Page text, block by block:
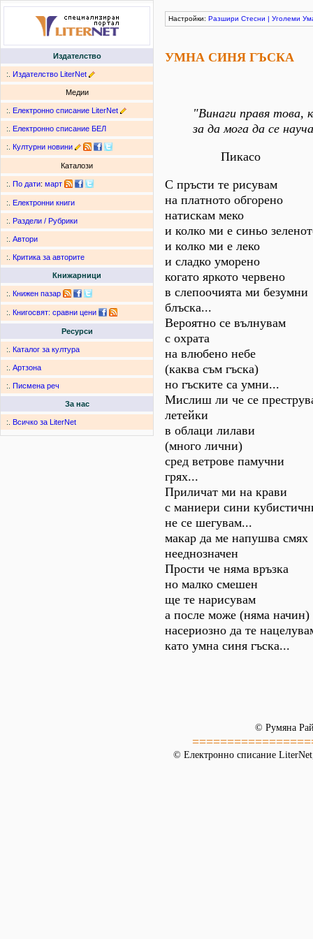
Издателство
:. Издателство LiterNet
Медии
:. Електронно списание LiterNet
:. Електронно списание БЕЛ
:. Културни новини
Каталози
:. По дати: март
:. Електронни книги
:. Раздели / Рубрики
:. Автори
:. Критика за авторите
Книжарници
:. Книжен пазар
:. Книгосвят: сравни цени
Ресурси
:. Каталог за култура
:. Артзона
:. Писмена реч
За нас
:. Всичко за LiterNet
Настройки: Разшири Стесни | Уголеми
УМНА СИНЯ ГЪСКА
"Винаги правя това,
за да мога да се
Пикасо
С пръсти те рисувам
на платното обгорено
натискам меко
и колко ми е синьо
и колко ми е леко
и сладко уморено
когато яркото червено
в слепоочията ми безумни
блъска...
Вероятно се вълнувам
с охрата
на влюбено небе
(каква съм гъска)
но гъските са умни...
Мислиш ли че се
летейки
в облаци лилави
(много лични)
сред ветрове памучни
грях...
Приличат ми на крави
с маниери сини
не се шегувам...
макар да ме напушва смях
нееднозначен
Прости че няма връзка
но малко смешен
ще те нарисувам
а после може (няма начин)
насериозно да те
като умна синя гъска...
© Румяна
© Електронно списание